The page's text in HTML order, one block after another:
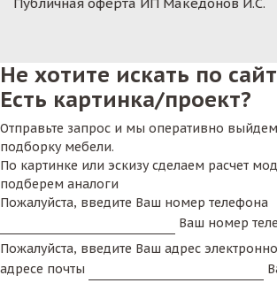
Публичная оферта ИП Македонов И.С.
Не хотите искать по
Есть картинка/проект?
Отправьте запрос и мы оперативно
подборку мебели.
По картинке или эскизу сделаем расчет
подберем аналоги
Пожалуйста, введите Ваш номер телефона
Ваш номер
Пожалуйста, введите Ваш адрес
адресе почты